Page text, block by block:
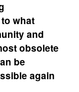
what
and
obsolete
be
again